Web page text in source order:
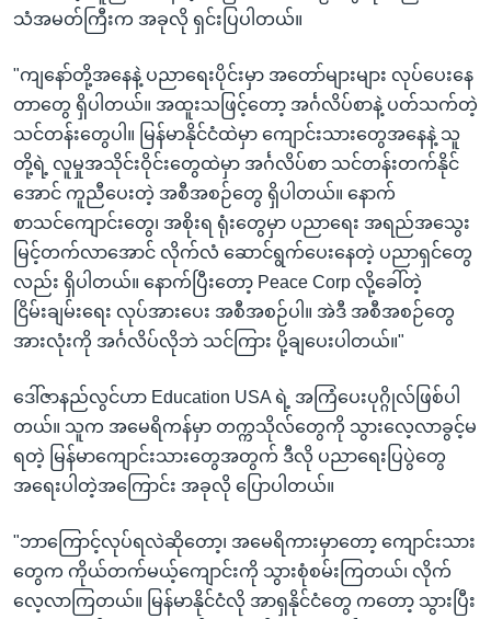
သံအမတ်ကြီးက အခုလို ရှင်းပြပါတယ်။
"ကျနော်တို့အနေနဲ့ ပညာရေးပိုင်းမှာ အတော်များများ လုပ်ပေးနေ
တာတွေ ရှိပါတယ်။ အထူးသဖြင့်တော့ အင်္ဂလိပ်စာနဲ့ ပတ်သက်တဲ့
သင်တန်းတွေပါ။ မြန်မာနိုင်ငံထဲမှာ ကျောင်းသားတွေအနေနဲ့ သူ
တို့ရဲ့ လူမှုအသိုင်းဝိုင်းတွေထဲမှာ အင်္ဂလိပ်စာ သင်တန်းတက်နိုင်
အောင် ကူညီပေးတဲ့ အစီအစဉ်တွေ ရှိပါတယ်။ နောက်
စာသင်ကျောင်းတွေ၊ အစိုးရ ရုံးတွေမှာ ပညာရေး အရည်အသွေး
မြင့်တက်လာအောင် လိုက်လံ ဆောင်ရွက်ပေးနေတဲ့ ပညာရှင်တွေ
လည်း ရှိပါတယ်။ နောက်ပြီးတော့ Peace Corp လို့ခေါ်တဲ့
ငြိမ်းချမ်းရေး လုပ်အားပေး အစီအစဉ်ပါ။ အဲဒီ အစီအစဉ်တွေ
အားလုံးကို အင်္ဂလိပ်လိုဘဲ သင်ကြား ပို့ချပေးပါတယ်။"
ဒေါ်ဇာနည်လွင်ဟာ Education USA ရဲ့ အကြံပေးပုဂ္ဂိုလ်ဖြစ်ပါ
တယ်။ သူက အမေရိကန်မှာ တက္ကသိုလ်တွေကို သွားလေ့လာခွင့်မ
ရတဲ့ မြန်မာကျောင်းသားတွေအတွက် ဒီလို ပညာရေးပြပွဲတွေ
အရေးပါတဲ့အကြောင်း အခုလို ပြောပါတယ်။
"ဘာကြောင့်လုပ်ရလဲဆိုတော့၊ အမေရိကားမှာတော့ ကျောင်းသား
တွေက ကိုယ်တက်မယ့်ကျောင်းကို သွားစုံစမ်းကြတယ်၊ လိုက်
လေ့လာကြတယ်။ မြန်မာနိုင်ငံလို အာရှနိုင်ငံတွေ ကတော့ သွားပြီး